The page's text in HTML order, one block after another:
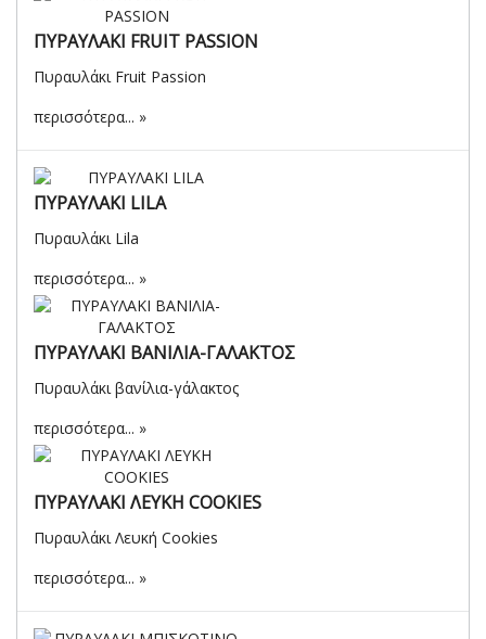
ΠΥΡΑΥΛΑΚΙ FRUIT PASSION
Πυραυλάκι Fruit Passion
περισσότερα...
ΠΥΡΑΥΛΑΚΙ LILA
Πυραυλάκι Lila
περισσότερα...
ΠΥΡΑΥΛΑΚΙ ΒΑΝΙΛΙΑ-ΓΑΛΑΚΤΟΣ
Πυραυλάκι βανίλια-γάλακτος
περισσότερα...
ΠΥΡΑΥΛΑΚΙ ΛΕΥΚΗ COOKIES
Πυραυλάκι Λευκή Cookies
περισσότερα...